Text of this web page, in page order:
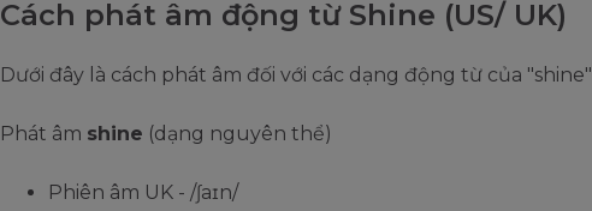
Cách phát âm động từ Shine (US/ UK)
Dưới đây là cách phát âm đối với các dạng động từ của "shine"
Phát âm shine (dạng nguyên thể)
Phiên âm UK - /ʃaɪn/